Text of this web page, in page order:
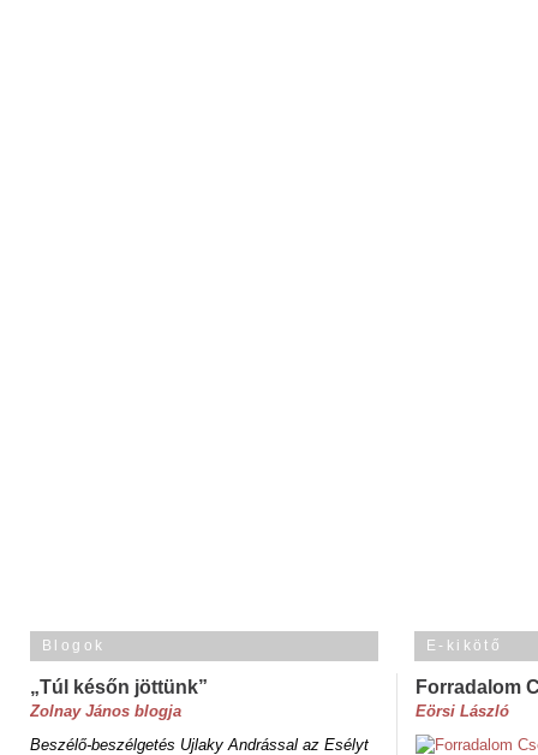
Blogok
„Túl későn jöttünk”
Zolnay János blogja
Beszélő-beszélgetés Ujlaky Andrással az Esélyt
E-kikötő
Forradalom
Eörsi László